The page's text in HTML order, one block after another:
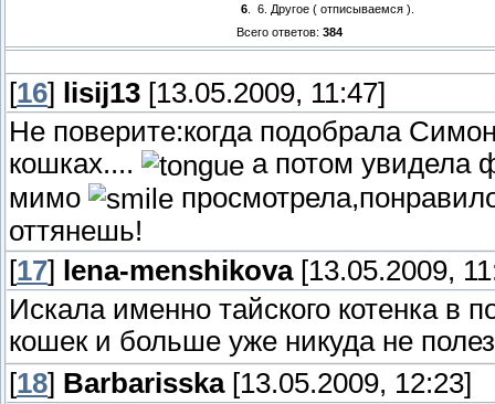
6
6. Другое ( отписываемся ).
Всего ответов: 384
[16] lisij13 [13.05.2009, 11:47]
Не поверите:когда подобрала
кошках....
а потом увидела
мимо
оттянешь!
[17] lena-menshikova[13.05.2009,
Искала именно тайского котенка в
кошек и больше уже никуда не
[18] Barbarisska[13.05.2009, 12:23]